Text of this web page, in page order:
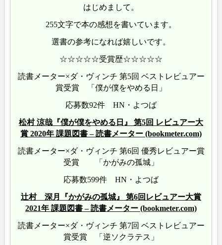
はじめまして。
255文字で本の感想を書いています。
選書の参考になれば嬉しいです。
☆☆☆☆☆受賞歴☆☆☆☆☆
読書メーター×ダ・ヴィンチ 第5回 ベストレビュアー
賞受賞 「僕が僕をやめる日」
応募数92件 HN・よつば
松村 涼哉『僕が僕をやめる日』 第5回 レビュアー大
賞 2020年 課題図書 – 読書メーター (bookmeter.com)
読書メーター×ダ・ヴィンチ 第6回 優秀レビュアー賞
受賞 「かがみの孤城」
応募数599件 HN・よつば
辻村 深月『かがみの孤城』 第6回レビュアー大賞
2021年 課題図書 – 読書メーター (bookmeter.com)
読書メーター×ダ・ヴィンチ 第7回 ベストレビュアー
賞受賞 「逆ソクラテス」